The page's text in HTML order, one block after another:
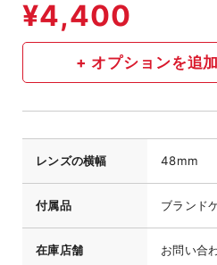
レンズの横幅 48mm
付属品 ブランド
在庫店舗 お問い合